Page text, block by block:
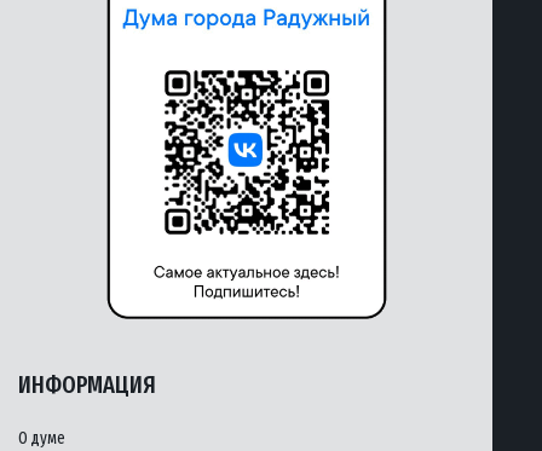
ИНФОРМАЦИЯ
О думе